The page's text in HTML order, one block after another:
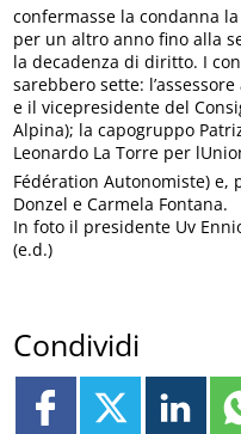
confermasse la condanna
per un altro anno fino alla
la decadenza di diritto. I
sarebbero sette:
e il vicepresidente del
Alpina); la capogruppo
Leonardo La Torre per
Fédération Autonomiste) e,
Donzel e Carmela Fontana.
In foto il presidente Uv
(e.d.)
Condividi